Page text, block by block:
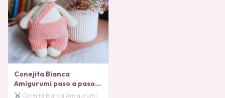
Conejita Bianca
Amigurumi paso a paso
PATRON PDF
Conejita Bianca Amigurumi: